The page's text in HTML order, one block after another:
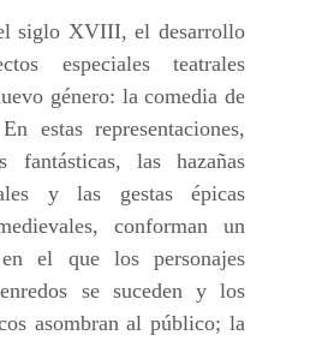
siglo XVIII, el desarrollo
especiales teatrales
género: la comedia de
estas representaciones,
fantásticas, las hazañas
y las gestas épicas
conforman un
en el que los personajes
se suceden y los
asombran al público; la